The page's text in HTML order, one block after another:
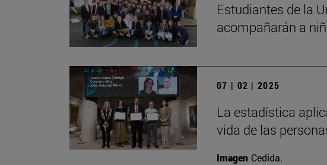
Estudiantes de la
acompañarán a
07 | 02 | 2025
La estadística
vida de las
Imagen Cedida.